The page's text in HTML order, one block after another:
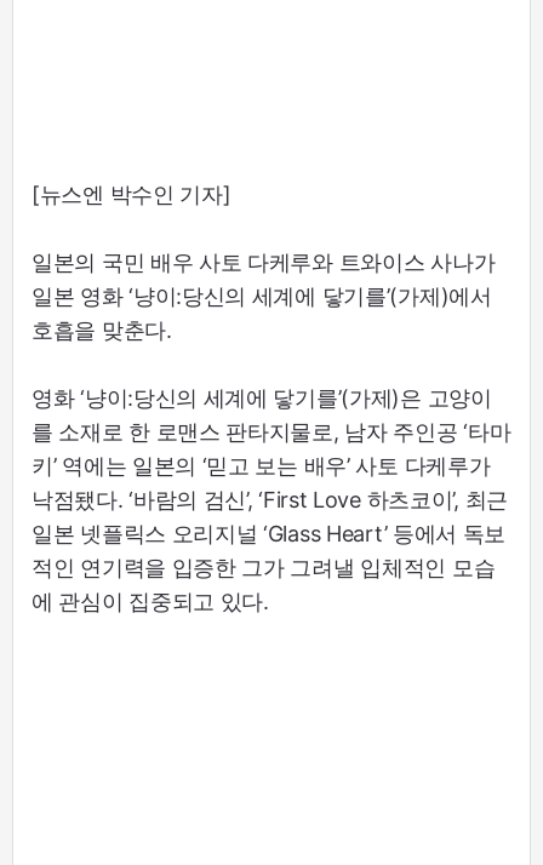
[뉴스엔 박수인 기자]
일본의 국민 배우 사토 다케루와 트와이스 사나가
일본 영화 ‘냥이:당신의 세계에 닿기를’(가제)에서
호흡을 맞춘다.
영화 ‘냥이:당신의 세계에 닿기를’(가제)은 고양이
를 소재로 한 로맨스 판타지물로, 남자 주인공 ‘타마
키’ 역에는 일본의 ‘믿고 보는 배우’ 사토 다케루가
낙점됐다. ‘바람의 검신’, ‘First Love 하츠코이’, 최근
일본 넷플릭스 오리지널 ‘Glass Heart’ 등에서 독보
적인 연기력을 입증한 그가 그려낼 입체적인 모습
에 관심이 집중되고 있다.